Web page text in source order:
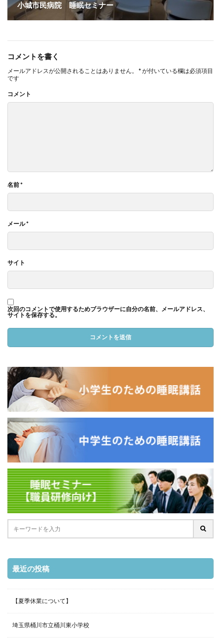
小城市民病院 睡眠セミナー
コメントを書く
メールアドレスが公開されることはありません。 *が付いている欄は必須項目
です
コメント
名前*
メール*
サイト
次回のコメントで使用するためブラウザーに自分の名前、メールアドレス、
サイトを保存する。
最近の投稿
【夏季休業について】
埼玉県桶川市立桶川東小学校